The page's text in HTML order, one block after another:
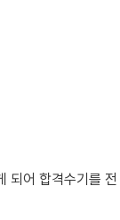
되어 합격수기를 전